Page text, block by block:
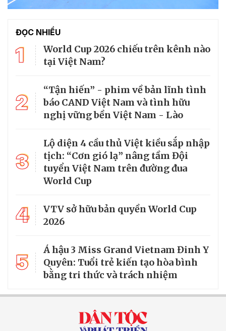
ĐỌC NHIỀU
1
World Cup 2026 chiếu trên kênh nào
tại Việt Nam?
2
“Tận hiến” - phim về bản lĩnh tình
báo CAND Việt Nam và tình hữu
nghị vững bền Việt Nam - Lào
3
Lộ diện 4 cầu thủ Việt kiều sắp nhập
tịch: “Cơn gió lạ” nâng tầm Đội
tuyển Việt Nam trên đường đua
World Cup
4
VTV sở hữu bản quyền World Cup
2026
5
Á hậu 3 Miss Grand Vietnam Đinh Y
Quyên: Tuổi trẻ kiến tạo hòa bình
bằng tri thức và trách nhiệm